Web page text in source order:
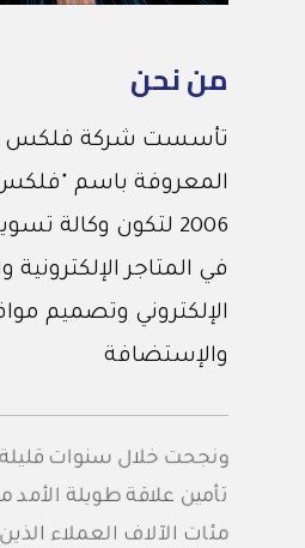
من نحن
تأسست شركة فلكس
المعروفة باسم
2006 لتكون وكالة
في المتاجر الإلكترونية
الإلكتروني وتصميم
والإستضافة
ونجحت خلال سنوات
تأمين علاقة طويلة الأمد
مئات الآلاف العملاء